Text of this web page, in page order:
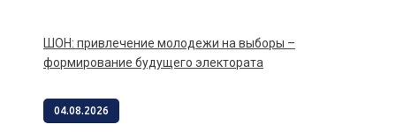
ШОН: привлечение молодежи на выборы –
формирование будущего электората
04.08.2026